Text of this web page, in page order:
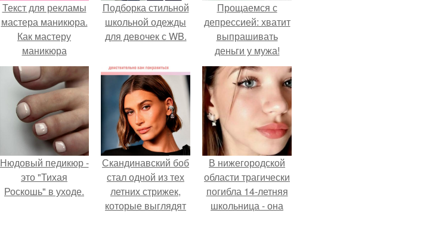
Текст для рекламы
мастера маникюра.
Как мастеру
маникюра
запустить
сарафанный
маркетинг?
Подборка стильной
школьной одежды
для девочек с WB.
Прощаемся с
депрессией: хватит
выпрашивать
деньги у мужа!
Нюдовый педикюр -
это "Тихая
Роскошь" в уходе.
Скандинавский боб
стал одной из тех
летних стрижек,
которые выглядят
В нижегородской
области трагически
погибла 14-летняя
школьница - она